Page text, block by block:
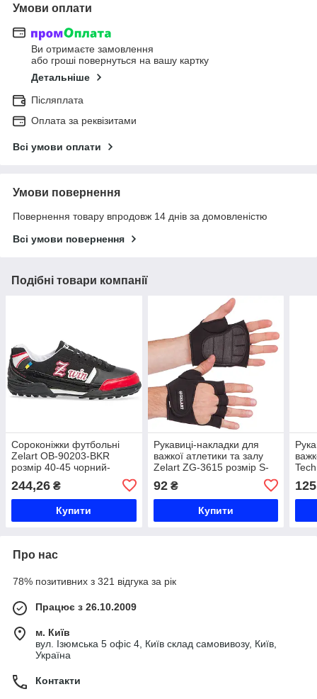
Умови оплати
Ви отримаєте замовлення
або гроші повернуться на вашу картку
Детальніше
Післяплата
Оплата за реквізитами
Всі умови оплати
Умови повернення
Повернення товару впродовж 14 днів за домовленістю
Всі умови повернення
Подібні товари компанії
Сороконіжки футбольні
Zelart OB-90203-BKR
розмір 40-45 чорний-
червоний Код OB-90203-
BKR
244,26 ₴
Купити
Рукавиці-накладки для
важкої атлетики та залу
Zelart ZG-3615 розмір S-
XXL чорний Код ZG-3615
92₴
Купити
3611
Про нас
78% позитивних з 321 відгука за рік
Працює з 26.10.2009
м. Київ
вул. Ізюмська 5 офіс 4, Київ склад самовивозу, Київ,
Україна
Контакти